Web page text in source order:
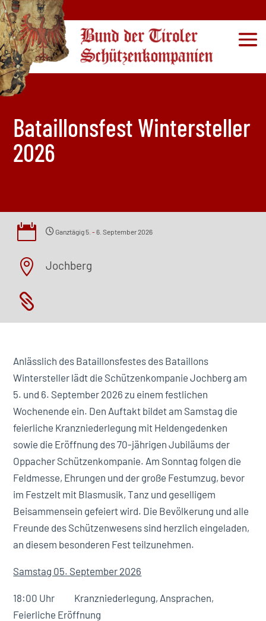
Bataillonsfest Wintersteller
2026
 Ganztägig5. -6. September 2026
 Jochberg

Anlässlich des Bataillonsfestes des Bataillons
Wintersteller lädt die Schützenkompanie Jochberg am
5. und 6. September 2026 zu einem festlichen
Wochenende ein. Den Auftakt bildet am Samstag die
feierliche Kranzniederlegung mit Heldengedenken
sowie die Eröffnung des 70-jährigen Jubiläums der
Oppacher Schützenkompanie. Am Sonntag folgen die
Feldmesse, Ehrungen und der große Festumzug, bevor
im Festzelt mit Blasmusik, Tanz und geselligem
Beisammensein gefeiert wird. Die Bevölkerung und alle
Freunde des Schützenwesens sind herzlich eingeladen,
an diesem besonderen Fest teilzunehmen.
Samstag 05. September 2026
18:00 Uhr Kranzniederlegung, Ansprachen,
Feierliche Eröffnung